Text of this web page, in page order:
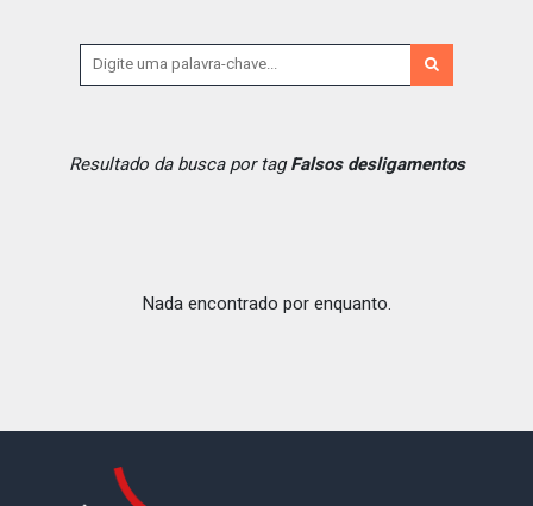
Resultado da busca por tagFalsos desligamentos
Nada encontrado por enquanto.